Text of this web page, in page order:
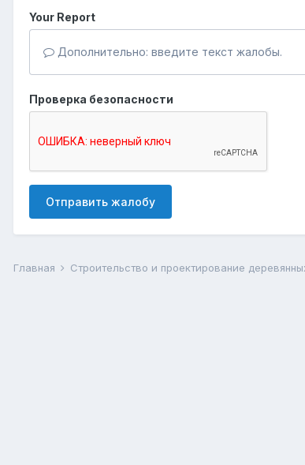
Your Report
Дополнительно: введите текст жалобы.
Проверка безопасности
Отправить жалобу
Главная Строительство и проектирование